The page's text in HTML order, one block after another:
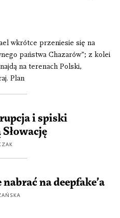
wkrótce przeniesie się na
państwa Chazarów”; z kolei
na terenach Polski,
Plan
i spiski
nabrać na deepfake’a